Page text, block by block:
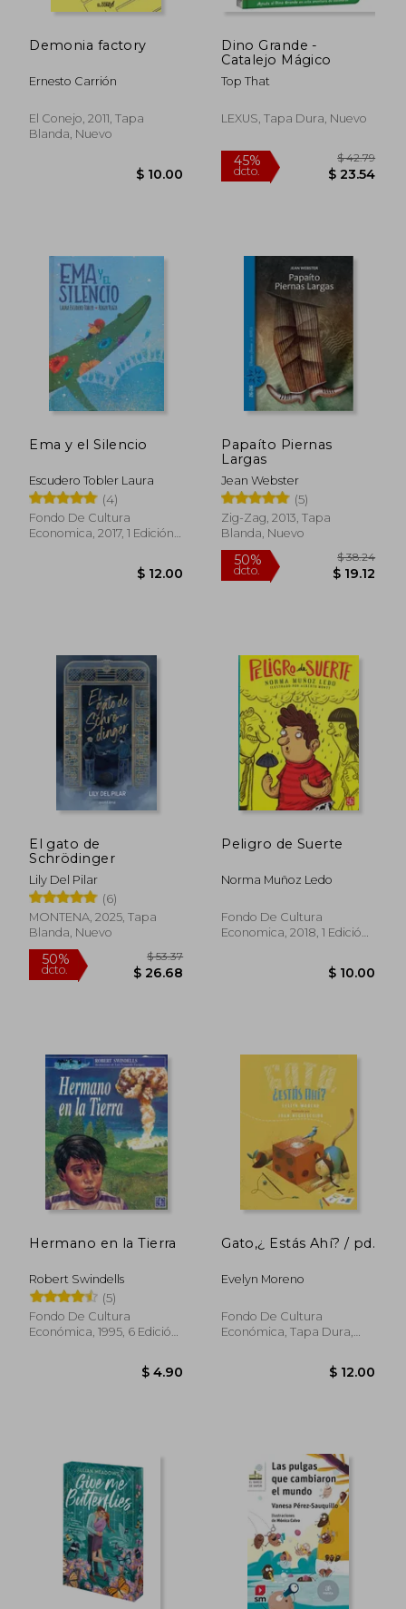
dcto. $ 21.70
Demonia factory
Ernesto Carrión
El Conejo, 2011, Tapa
Blanda, Nuevo
$ 10.00
Dino Grande -
Catalejo Mágico
Top That
LEXUS, Tapa Dura, Nuevo
45%
dcto.
Ema y el Silencio
Escudero Tobler Laura
(4)
Fondo De Cultura
Economica, 2017, 1 Edición,
Papaíto Piernas
Largas
Jean Webster
(5)
Zig-Zag, 2013, Tapa
Blanda, Nuevo
50%
dcto.
El gato de
Schrödinger
Lily Del Pilar
(6)
MONTENA, 2025, Tapa
Blanda, Nuevo
Peligro de Suerte
Norma Muñoz Ledo
Fondo De Cultura
Economica, 2018, 1 Edición,
Hermano en la Tierra
Robert Swindells
(5)
Fondo De Cultura
Económica, 1995, 6 Edición,
Gato,¿ Estás Ahí? / pd.
Evelyn Moreno
Fondo De Cultura
Económica, Tapa Dura,